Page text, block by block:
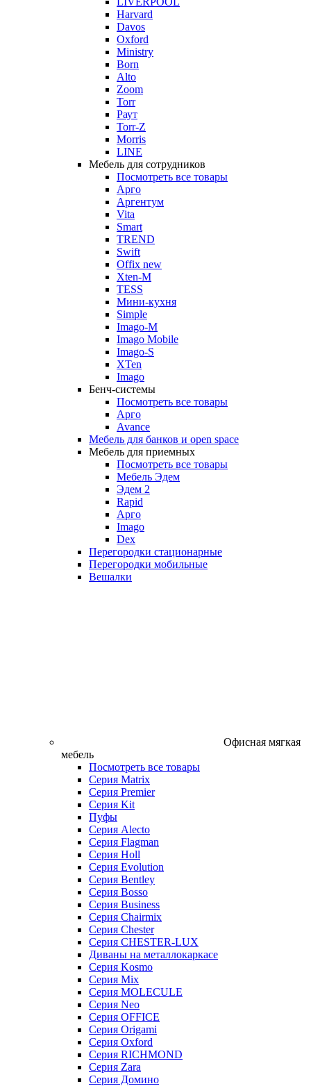
Harvard
Davos
Oxford
Ministry
Born
Alto
Zoom
Torr
Раут
Torr-Z
Morris
LINE
Мебель для сотрудников
Посмотреть все товары
Арго
Аргентум
Vita
Smart
TREND
Swift
Offix new
Xten-M
TESS
Мини-кухня
Simple
Imago-M
Imago Mobile
Imago-S
XTen
Imago
Бенч-системы
Посмотреть все товары
Арго
Avance
Мебель для банков и open space
Мебель для приемных
Посмотреть все товары
Мебель Эдем
Эдем 2
Rapid
Арго
Imago
Dex
Перегородки стационарные
Перегородки мобильные
Вешалки
Офисная мягкая
мебель
Посмотреть все товары
Серия Matrix
Серия Premier
Серия Kit
Пуфы
Серия Alecto
Серия Flagman
Серия Holl
Серия Evolution
Серия Bentley
Серия Bosso
Серия Business
Серия Chairmix
Серия Chester
Серия CHESTER-LUX
Диваны на металлокаркасе
Серия Kosmo
Серия Mix
Серия MOLECULE
Серия Neo
Серия OFFICE
Серия Origami
Серия Oxford
Серия RICHMOND
Серия Zara
Серия Домино